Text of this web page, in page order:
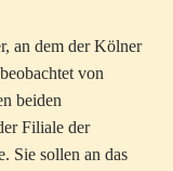
an dem der Kölner
von
beiden
Filiale der
Sie sollen an das